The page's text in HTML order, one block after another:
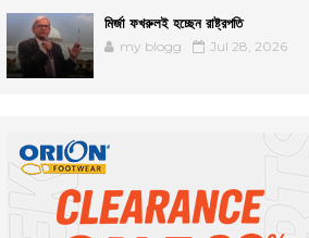
মির্জা ফখরুলই হচ্ছেন রাষ্ট্রপতি
my blogg Jul 28, 2026